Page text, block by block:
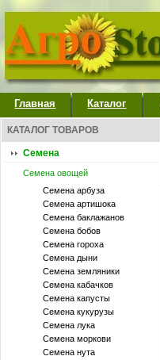
Главная Каталог
КАТАЛОГ ТОВАРОВ
Семена
Семена овощей
Семена арбуза
Семена артишока
Семена баклажанов
Семена бобов
Семена гороха
Семена дыни
Семена земляники
Семена кабачков
Семена капусты
Семена кукурузы
Семена лука
Семена моркови
Семена нута